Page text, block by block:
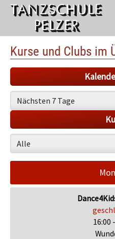
Kurse und Clubs im
16:00